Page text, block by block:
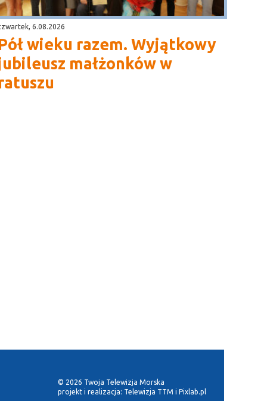
6.08.2026
wieku razem. Wyjątkowy
małżonków w
© 2026 Twoja Telewizja Morska
projekt i realizacja: Telewizja TTM i Pixlab.pl